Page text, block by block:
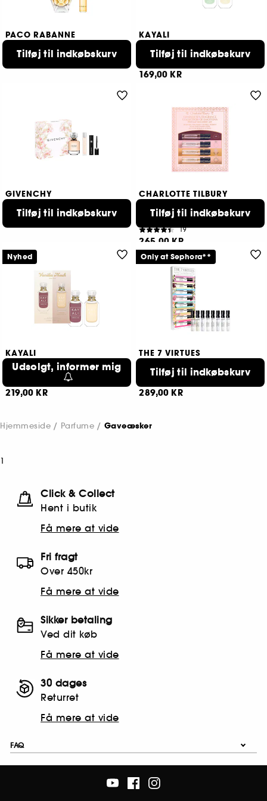
PACO RABANNE
Million Gold For Her
Eau De Parfum gaveæske
329,00 KR
Tilføj til indkøbskurv
KAYALI
Yum Mini Duo
Parfumesæt
169,00 KR
Tilføj til indkøbskurv
GIVENCHY
L'Interdit Mothers Day
Gift set
949,00 KR
Tilføj til indkøbskurv
CHARLOTTE TILBURY
Fragrance Collection Of
Emotions
Parfumesæt
19
265,00 KR
Tilføj til indkøbskurv
KAYALI
Vanilla Musk Mini Duo
Parfumesæt
219,00 KR
Udsolgt, informer mig
Nyhed
THE 7 VIRTUES
Discovery Layering Set
289,00 KR
Tilføj til indkøbskurv
Only at Sephora**
Hjemmeside Parfume Gaveæsker
1
Click & Collect
Hent i butik
Få mere at vide
Fri fragt
Over 450kr
Få mere at vide
Sikker betaling
Ved dit køb
Få mere at vide
30 dages
Returret
Få mere at vide
FAQ